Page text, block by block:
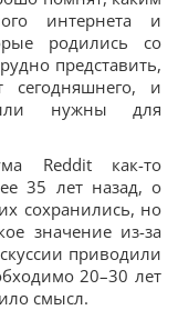
интернета и
родились со
представить,
сегодняшнего, и
нужны для
Reddit как-то
35 лет назад, о
сохранились, но
значение из-за
приводили
20–30 лет
смысл.